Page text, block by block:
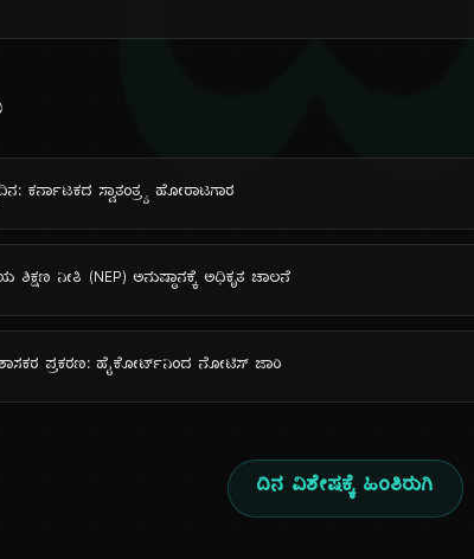
ಕರ್ನಾಟಕದ ಸ್ವಾತಂತ್ರ್ಯ ಹೋರಾಟಗಾರ
ಶಿಕ್ಷಣ ನೀತಿ (NEP) ಅನುಷ್ಠಾನಕ್ಕೆ ಅಧಿಕೃತ ಚಾಲನೆ
ಪ್ರಕರಣ: ಹೈಕೋರ್ಟ್‌ನಿಂದ ನೋಟಿಸ್ ಜಾರಿ
ದಿನ ವಿಶೇಷಕ್ಕೆ ಹಿಂತಿರುಗಿ